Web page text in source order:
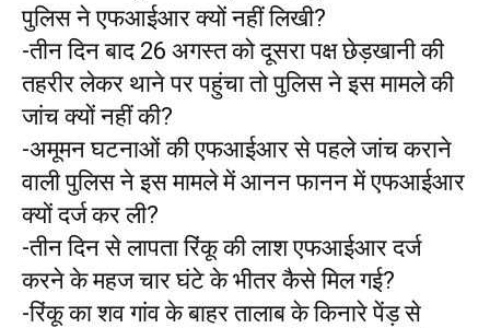
पुलिस ने एफआईआर क्यों नहीं लिखी?
-तीन दिन बाद 26 अगस्त को दूसरा पक्ष छेड़खानी की
तहरीर लेकर थाने पर पहुंचा तो पुलिस ने इस मामले की
जांच क्यों नहीं की?
-अमूमन घटनाओं की एफआईआर से पहले जांच कराने
वाली पुलिस ने इस मामले में आनन फानन में एफआईआर
क्यों दर्ज कर ली?
-तीन दिन से लापता रिंकू की लाश एफआईआर दर्ज
करने के महज चार घंटे के भीतर कैसे मिल गई?
-रिंकू का शव गांव के बाहर तालाब के किनारे पेंड़ से